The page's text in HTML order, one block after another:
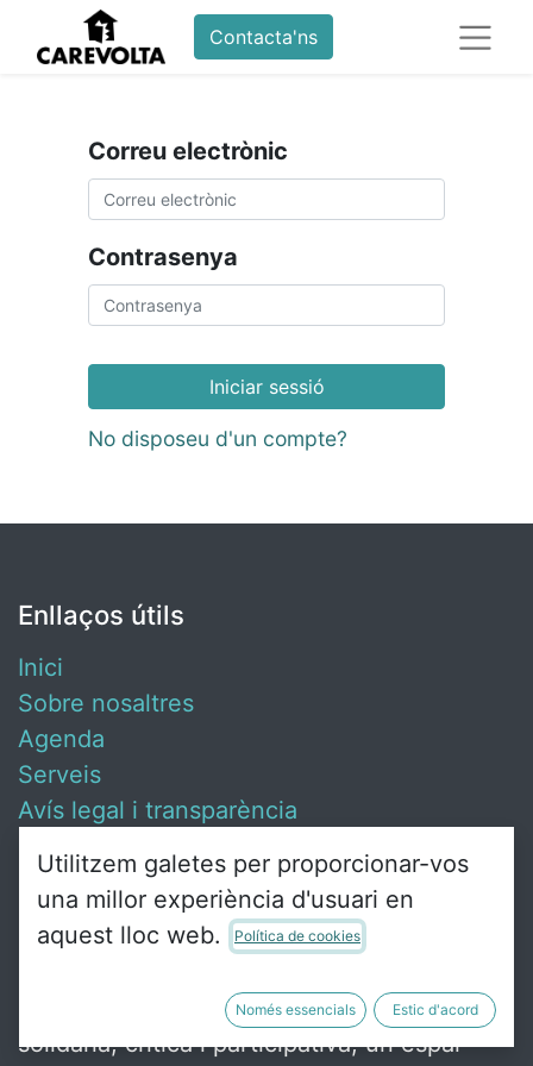
Contacta'ns
Correu electrònic
Contrasenya
Iniciar sessió
No disposeu d'un compte?
Enllaços útils
Inici
Sobre nosaltres
Agenda
Serveis
Avís legal i transparència
Sobre nosaltres
Ca Revolta és un punt de trobada de gent
solidària, crítica i participativa, un espai
Utilitzem galetes per proporcionar-vos
una millor experiència d'usuari en
aquest lloc web.
Política de cookies
Només essencials Estic d'acord